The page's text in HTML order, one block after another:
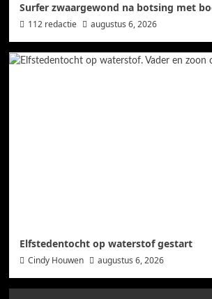
Surfer zwaargewond na botsing met
112 redactie augustus 6, 2026
Elfstedentocht op waterstof gestart
Cindy Houwen augustus 6, 2026